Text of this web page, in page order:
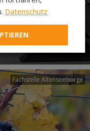
Fachstelle Altenseelsorge
Datenschutz